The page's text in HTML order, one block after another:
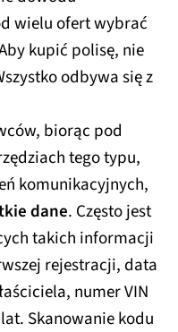
wielu ofert wybrać
kupić polisę, nie
odbywa się z
biorąc pod
tego typu,
komunikacyjnych,
dane. Często jest
takich informacji
rejestracji, data
numer VIN
Skanowanie kodu